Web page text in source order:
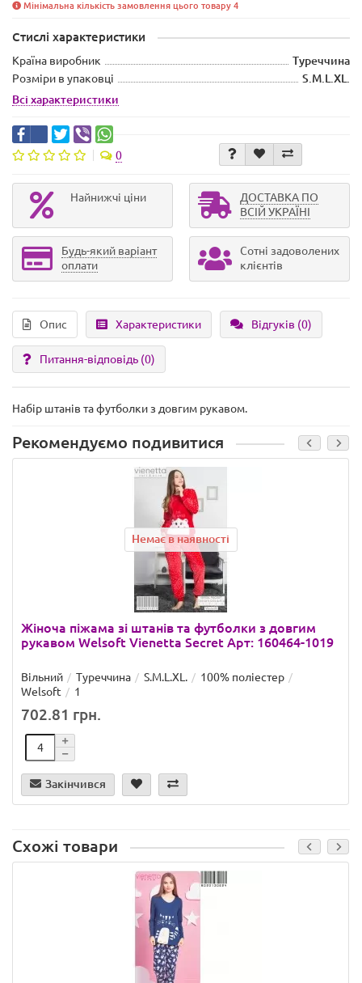
Мінімальна кількість замовлення цього товару 4
Стислі характеристики
Країна виробник
Туреччина
Розміри в упаковці
S.M.L.XL.
Всі характеристики
0
Найнижчі ціни
ДОСТАВКА ПО
ВСІЙ УКРАЇНІ
Будь-який варіант
оплати
Сотні задоволених
клієнтів
Опис Характеристики Відгуків (0)
Питання-відповідь (0)
Набір штанів та футболки з довгим рукавом.
Рекомендуємо подивитися
Немає в наявності
Жіноча піжама зі штанів та футболки з довгим
рукавом Welsoft Vienetta Secret Арт: 160464-1019
Вільний Туреччина S.M.L.XL.
100% поліестер
Welsoft
1
702.81 грн.
Закінчився
Схожі товари